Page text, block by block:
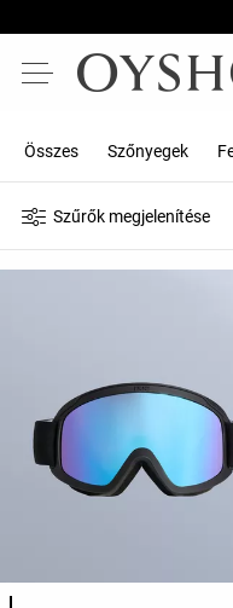
Összes Szőnyegek
Szűrők megjelenítése